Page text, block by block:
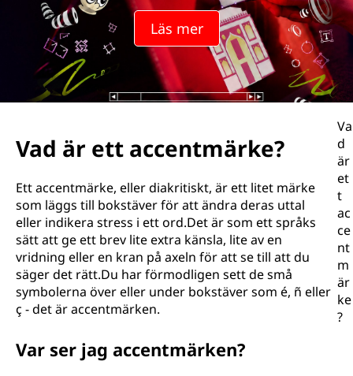
t
m
Läs mer
Vad är ett accentmärke?
Ett accentmärke, eller diakritiskt, är ett litet märke
som läggs till bokstäver för att ändra deras uttal
eller indikera stress i ett ord.Det är som ett språks
sätt att ge ett brev lite extra känsla, lite av en
vridning eller en kran på axeln för att se till att du
säger det rätt.Du har förmodligen sett de små
symbolerna över eller under bokstäver som é, ñ eller
ç - det är accentmärken.
Var ser jag accentmärken?
Va
d
är
et
t
ac
ce
nt
m
är
ke
?